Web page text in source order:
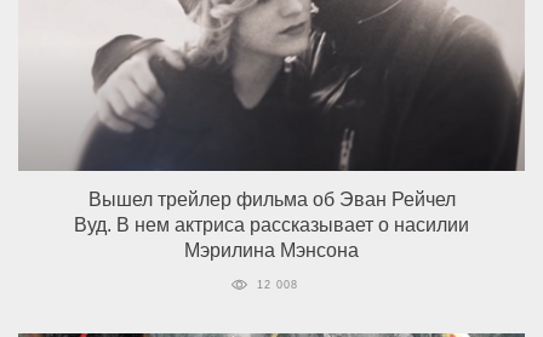
Вышел трейлер фильма об Эван Рейчел
Вуд. В нем актриса рассказывает о насилии
Мэрилина Мэнсона
12 008